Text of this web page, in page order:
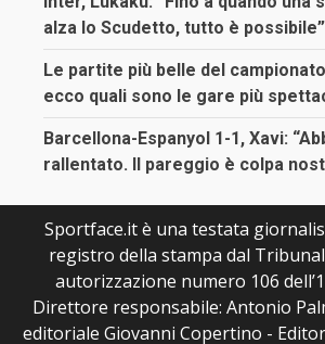
alza lo Scudetto, tutto è possibile”
Le partite più belle del
ecco quali sono le gare più
Barcellona-Espanyol 1-1, Xavi:
rallentato. Il pareggio è colpa
Sportface.it è una testata
registro della stampa dal
autorizzazione numero 106
Direttore responsabile: Antonio
editoriale Giovanni Copertino -